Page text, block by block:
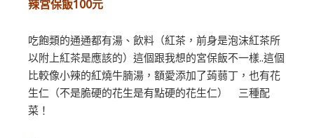
辣宮保飯100元
吃飽類的通通都有湯、飲料（紅茶，前身是泡沫紅茶所
以附上紅茶是應該的）這個跟我想的宮保飯不一樣..這個
比較像小辣的紅燒牛腩湯，額愛添加了蒟蒻丁，也有花
生仁（不是脆硬的花生是有點硬的花生仁） 三種配
菜！